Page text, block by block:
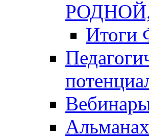
Итоги
Альманах